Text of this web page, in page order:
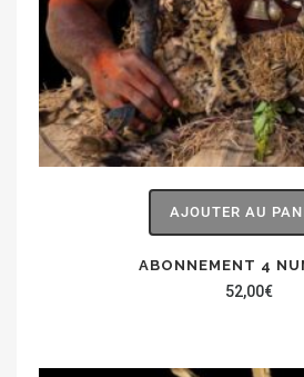
AJOUTER AU
ABONNEMENT 4
52,00€